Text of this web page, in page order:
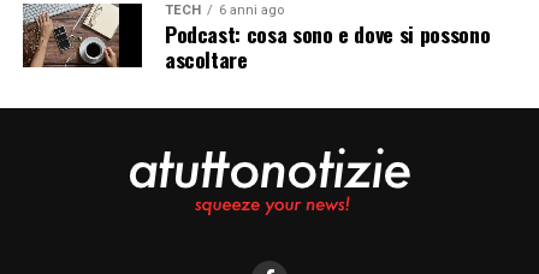
TECH 6 anni ago
Podcast: cosa sono e dove si possono
ascoltare